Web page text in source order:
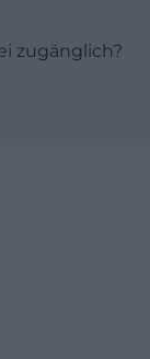
zugänglich?